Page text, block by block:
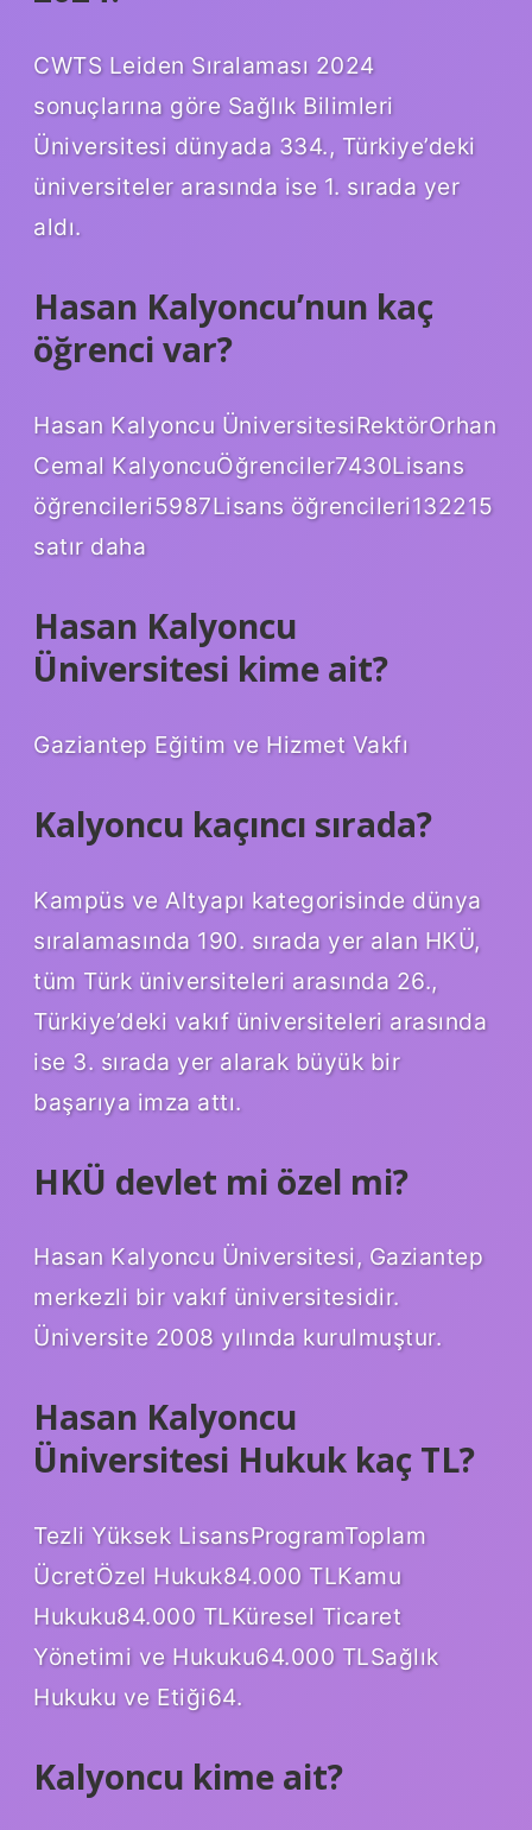
CWTS Leiden Sıralaması 2024
sonuçlarına göre Sağlık Bilimleri
Üniversitesi dünyada 334., Türkiye’deki
üniversiteler arasında ise 1. sırada yer
aldı.
Hasan Kalyoncu’nun kaç
öğrenci var?
Hasan Kalyoncu ÜniversitesiRektörOrhan
Cemal KalyoncuÖğrenciler7430Lisans
öğrencileri5987Lisans öğrencileri132215
satır daha
Hasan Kalyoncu
Üniversitesi kime ait?
Gaziantep Eğitim ve Hizmet Vakfı
Kalyoncu kaçıncı sırada?
Kampüs ve Altyapı kategorisinde dünya
sıralamasında 190. sırada yer alan HKÜ,
tüm Türk üniversiteleri arasında 26.,
Türkiye’deki vakıf üniversiteleri arasında
ise 3. sırada yer alarak büyük bir
başarıya imza attı.
HKÜ devlet mi özel mi?
Hasan Kalyoncu Üniversitesi, Gaziantep
merkezli bir vakıf üniversitesidir.
Üniversite 2008 yılında kurulmuştur.
Hasan Kalyoncu
Üniversitesi Hukuk kaç TL?
Tezli Yüksek LisansProgramToplam
ÜcretÖzel Hukuk84.000 TLKamu
Hukuku84.000 TLKüresel Ticaret
Yönetimi ve Hukuku64.000 TLSağlık
Hukuku ve Etiği64.
Kalyoncu kime ait?